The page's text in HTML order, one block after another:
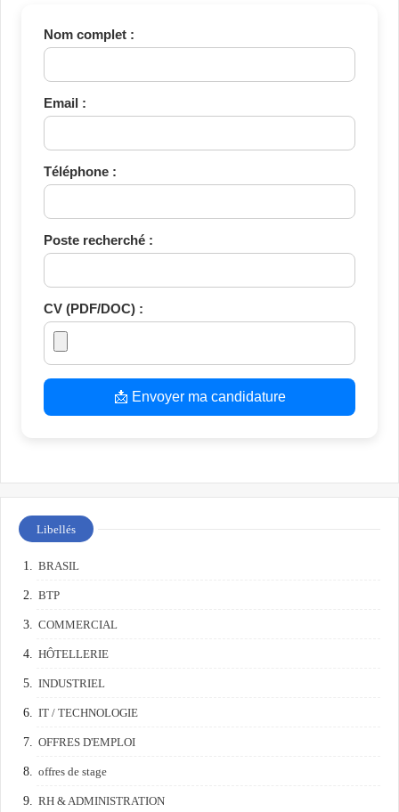
Nom complet :
Email :
Téléphone :
Poste recherché :
CV (PDF/DOC) :
📩 Envoyer ma candidature
Libellés
BRASIL
BTP
COMMERCIAL
HÔTELLERIE
INDUSTRIEL
IT / TECHNOLOGIE
OFFRES D'EMPLOI
offres de stage
RH & ADMINISTRATION